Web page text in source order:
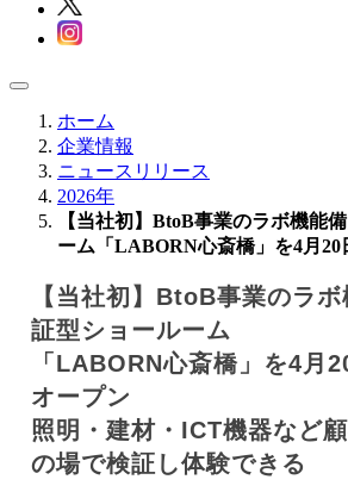
ホーム
企業情報
ニュースリリース
2026年
【当社初】BtoB事業のラボ機能
ーム「LABORN心斎橋」を4月20
【当社初】BtoB事業のラ
証型ショールーム
「LABORN心斎橋」を4月
オープン
照明・建材・ICT機器など
の場で検証し体験できる